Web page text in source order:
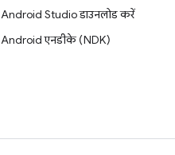
Android Studio डाउनलोड करें
Android एनडीके (NDK)